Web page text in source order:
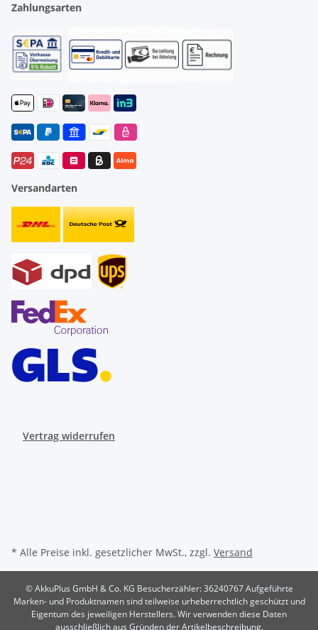
Zahlungsarten
Versandarten
Vertrag widerrufen
* Alle Preise inkl. gesetzlicher MwSt., zzgl. Versand
© AkkuPlus GmbH & Co. KG Besucherzähler: 36240767Aufgeführte
Marken- und Produktnamen sind teilweise urheberrechtlich geschützt und
Eigentum des jeweiligen Herstellers. Wir verwenden diese Daten
ausschließlich aus Gründen der Artikelbeschreibung.